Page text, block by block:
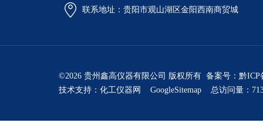
联系地址：贵阳市观山湖区金阳西南商贸城
©2026 贵州鑫高仪器有限公司 版权所有 备案号： 黔ICP
技术支持： 化工仪器网 GoogleSitemap 总访问量：